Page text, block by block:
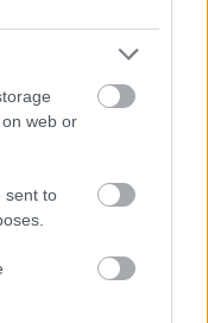
web or
sent to
ιατρείο
Καμινιων,
Δήμου
08:30-